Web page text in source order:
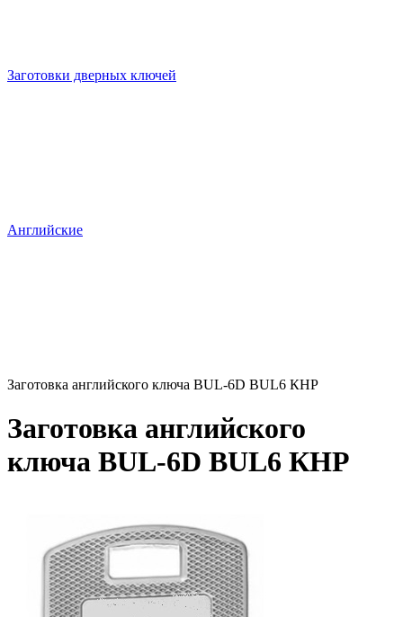
Заготовки дверных ключей
Английские
Заготовка английского ключа BUL-6D BUL6 КНР
Заготовка английского
ключа BUL-6D BUL6 КНР